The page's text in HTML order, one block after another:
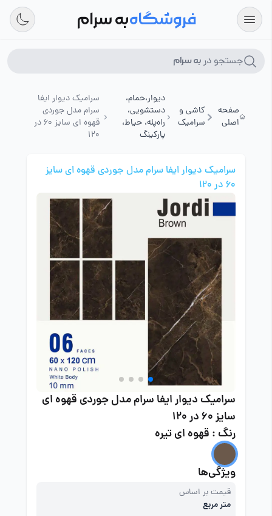
فروشگاهبه سرام
جستجو در به سرام
صفحه
اصلی
کاشی و
سرامیک
دیوار،حمام،
دستشویی،
راه‌پله، حیاط،
پارکینگ
سرامیک دیوار ایفا
سرام مدل جوردی
قهوه ای سایز 60 در
120
سرامیک دیوار ایفا سرام مدل جوردی قهوه ای سایز
60 در 120
سرامیک دیوار ایفا سرام مدل جوردی قهوه ای
سایز 60 در 120
رنگ : قهوه ای تیره
ویژگی‌ها
قیمت بر اساس
متر مربع